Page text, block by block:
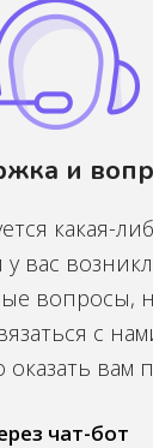
и
какая-
вас
вопросы,
с
оказать вам
чат-бот